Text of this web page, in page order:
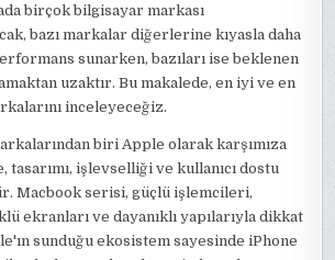
birçok bilgisayar markası
bazı markalar diğerlerine kıyasla daha
sunarken, bazıları ise beklenen
uzaktır. Bu makalede, en iyi ve en
inceleyeceğiz.
biri Apple olarak karşımıza
tasarımı, işlevselliği ve kullanıcı dostu
Macbook serisi, güçlü işlemcileri,
ekranları ve dayanıklı yapılarıyla dikkat
sunduğu ekosistem sayesinde iPhone